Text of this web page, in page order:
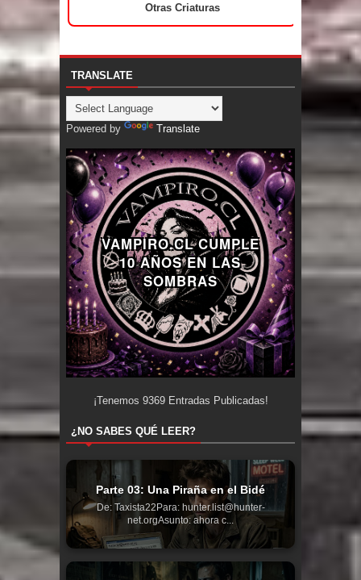
Otras Criaturas
TRANSLATE
Powered by Translate
VAMPIRO.CL CUMPLE
10 AÑOS EN LAS
SOMBRAS
¡Tenemos 9369Entradas Publicadas!
¿NO SABES QUÉ LEER?
Parte 03: Una Piraña en el Bidé
De: Taxista22Para: hunter.list@hunter-
net.orgAsunto: ahora c...